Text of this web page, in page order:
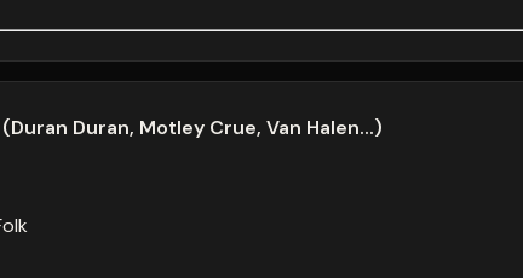
Duran, Motley Crue, Van Halen...)